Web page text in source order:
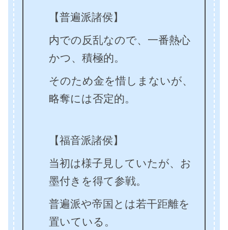
【普遍派諸侯】
内での反乱なので、一番熱心
かつ、積極的。
そのため金を惜しまないが、
略奪には否定的。
【福音派諸侯】
当初は様子見していたが、お
墨付きを得て参戦。
普遍派や帝国とは若干距離を
置いている。